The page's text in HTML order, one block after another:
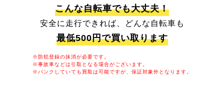
こんな自転車でも大丈夫！
安全に走行できれば、どんな自転車も
最低500円で買い取ります
※防犯登録の抹消が必要です。
※事故車などは引取となる場合がございます。
※パンクしていても買取は可能ですが、保証対象外となります。